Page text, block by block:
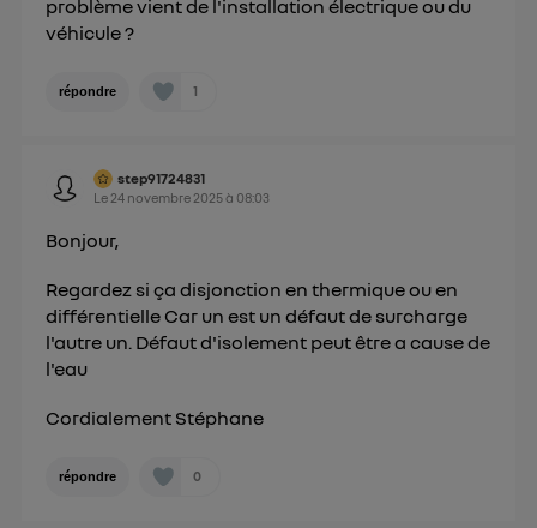
problème vient de l'installation électrique ou du
véhicule ?
répondre 1
step91724831
Le 24 novembre 2025à 08:03
Bonjour,
Regardez si ça disjonction en thermique ou en
différentielle Car un est un défaut de surcharge
l'autre un. Défaut d'isolement peut être a cause de
l'eau
Cordialement Stéphane
répondre 0
consentement surle portail d’Utiq("
") ou via la page « gérer Utiq » en bas de ce site.
Politique d'information sur les données